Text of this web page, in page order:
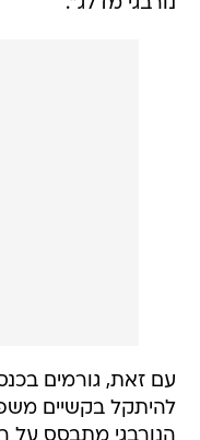
הנורבגי מתבסס על
לכנסת ולא נתקל עד